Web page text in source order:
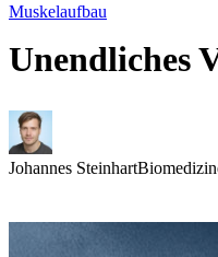
Muskelaufbau
Unendliches
Johannes Steinhart